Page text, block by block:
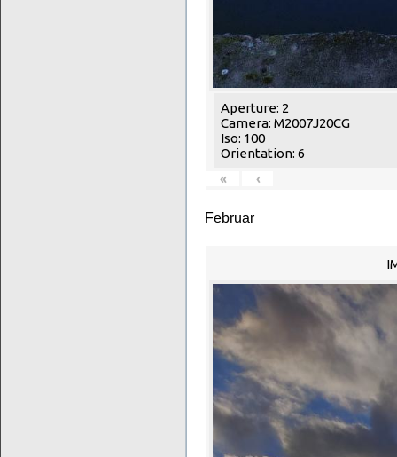
Aperture: 2
Camera: M2007J20CG
Iso: 100
Orientation: 6
«
‹
Februar